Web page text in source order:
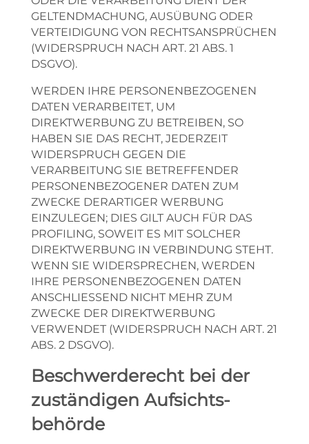
GELTENDMACHUNG, AUSÜBUNG ODER
VERTEIDIGUNG VON RECHTSANSPRÜCHEN
(WIDERSPRUCH NACH ART. 21 ABS. 1
DSGVO).
WERDEN IHRE PERSONENBEZOGENEN
DATEN VERARBEITET, UM
DIREKTWERBUNG ZU BETREIBEN, SO
HABEN SIE DAS RECHT, JEDERZEIT
WIDERSPRUCH GEGEN DIE
VERARBEITUNG SIE BETREFFENDER
PERSONENBEZOGENER DATEN ZUM
ZWECKE DERARTIGER WERBUNG
EINZULEGEN; DIES GILT AUCH FÜR DAS
PROFILING, SOWEIT ES MIT SOLCHER
DIREKTWERBUNG IN VERBINDUNG STEHT.
WENN SIE WIDERSPRECHEN, WERDEN
IHRE PERSONENBEZOGENEN DATEN
ANSCHLIESSEND NICHT MEHR ZUM
ZWECKE DER DIREKTWERBUNG
VERWENDET (WIDERSPRUCH NACH ART. 21
ABS. 2 DSGVO).
Beschwerde­recht bei der
zuständigen Aufsichts­
behörde